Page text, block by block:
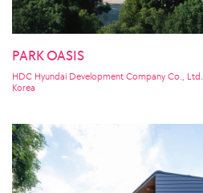
PARK OASIS
HDC Hyundai Development Company Co., Ltd.
Korea